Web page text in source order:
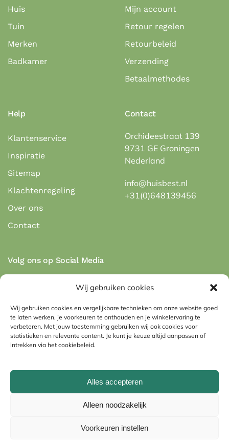
Wij gebruiken cookies
Wij gebruiken cookies en vergelijkbare technieken om onze website goed
te laten werken, je voorkeuren te onthouden en je winkelervaring te
verbeteren. Met jouw toestemming gebruiken wij ook cookies voor
statistieken en relevante content. Je kunt je keuze altijd aanpassen of
intrekken via het cookiebeleid.
Alles accepteren
Alleen noodzakelijk
Voorkeuren instellen
Huis
Tuin
Merken
Badkamer
Mijn account
Retour regelen
Retourbeleid
Verzending
Betaalmethodes
Help
Klantenservice
Inspiratie
Sitemap
Klachtenregeling
Over ons
Contact
Contact
Orchideestraat 139
9731 GE Groningen
Nederland
info@huisbest.nl
+31(0)648139456
Volg ons op Social Media
Veilig betalen via de betaalmethodes:
Algemene voorwaarden